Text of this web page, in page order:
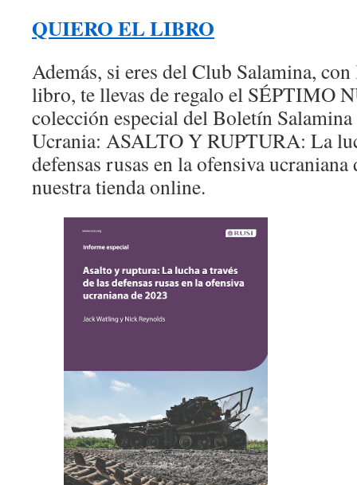
QUIERO EL LIBRO
Además, si eres del Club Salamina,
libro, te llevas de regalo el SÉPTIMO
colección especial del Boletín
Ucrania: ASALTO Y RUPTURA: La
defensas rusas en la ofensiva
nuestra tienda online.